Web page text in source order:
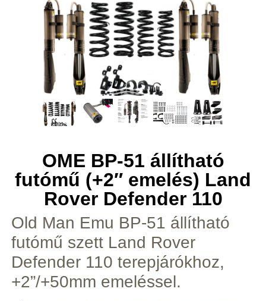
OME BP-51 állítható
futómű (+2″ emelés) Land
Rover Defender 110
Old Man Emu BP-51 állítható
futómű szett Land Rover
Defender 110 terepjárókhoz,
+2”/+50mm emeléssel.